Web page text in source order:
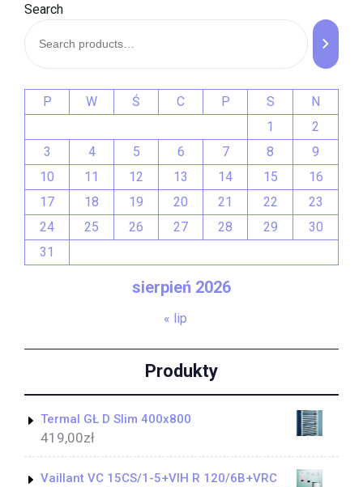
Search
sierpień 2026
P W Ś C P S
N
1
2
3
4 5 6 7 8
9
10
11 12 13 14 15
16
17
18 19 20 21 22
23
24
25 26 27 28 29
30
31
« lip
Produkty
Termal GŁ D Slim 400x800
419,00zł
Vaillant VC 15CS/1-5+VIH R 120/6B+VRC